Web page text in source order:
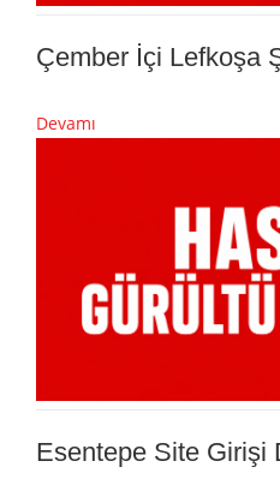
Çember İçi Lefkoşa
Devamı
Esentepe Site Girişi